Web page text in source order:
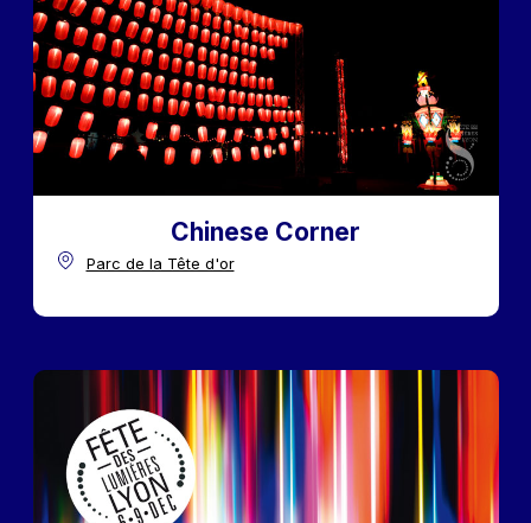
Chinese Corner
Parc de la Tête d'or